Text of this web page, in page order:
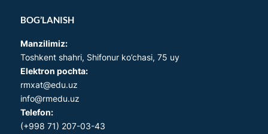
BOG’LANISH
Manzilimiz:
Toshkent shahri, Shifonur ko’chasi, 75 uy
Elektron pochta:
rmxat@edu.uz
info@rmedu.uz
Telefon:
(+998 71) 207-03-43